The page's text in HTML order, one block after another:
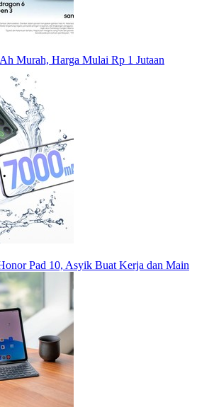
Murah, Harga Mulai Rp 1 Jutaan
Pad 10, Asyik Buat Kerja dan Main